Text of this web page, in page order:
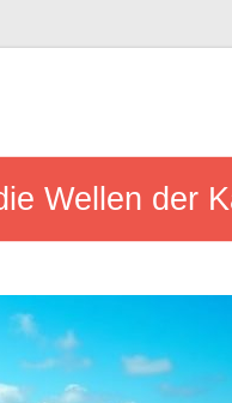
Wellen der